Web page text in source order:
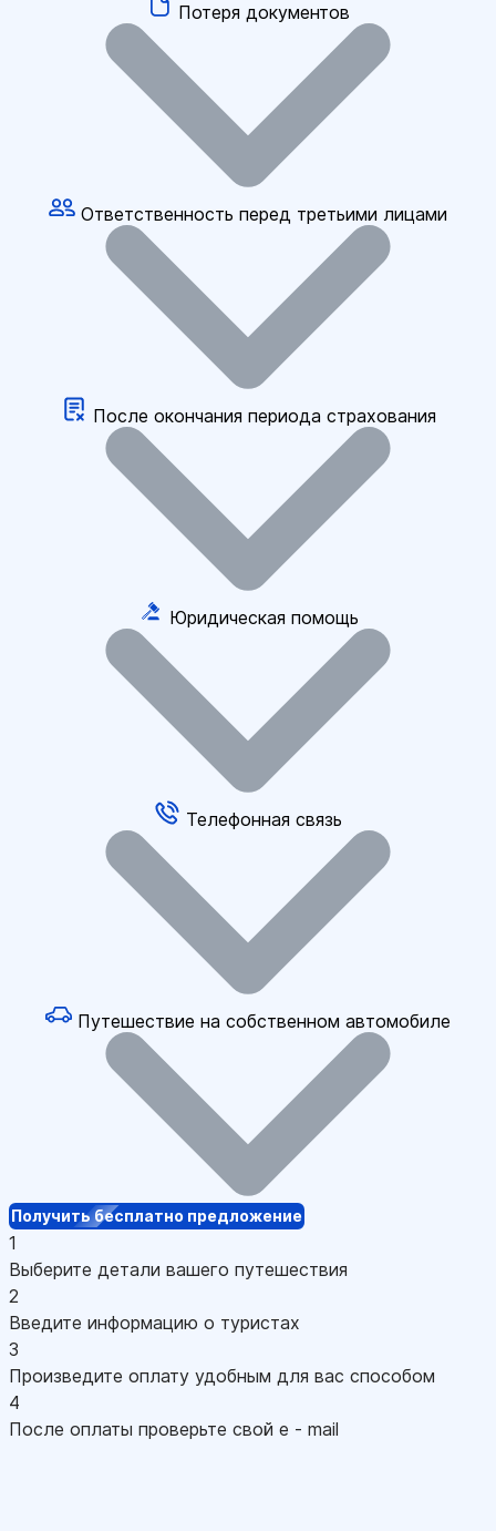
Потеря документов
Ответственность перед третьими лицами
После окончания периода страхования
Юридическая помощь
Телефонная связь
Путешествие на собственном автомобиле
Получить бесплатно предложение
1
Выберите детали вашего путешествия
2
Введите информацию о туристах
3
Произведите оплату удобным для вас способом
4
После оплаты проверьте свой e - mail